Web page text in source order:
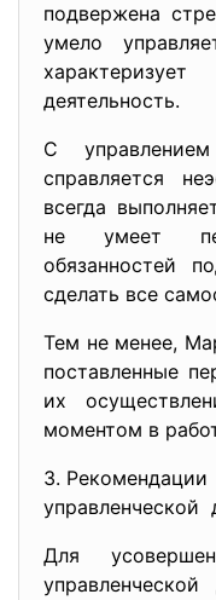
подвержена
умело
деятельность.
С управлением
справляется
всегда
не умеет
обязанностей
сделать все
Тем не менее,
поставленные
их
моментом в
3.
управленческой
Для
управленческой